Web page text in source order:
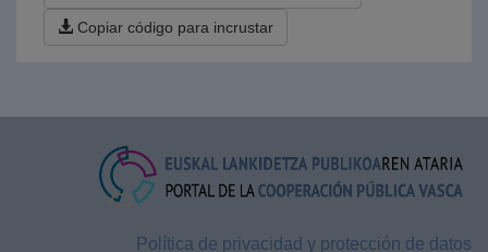
Copiar código para incrustar
Política de privacidad y protección de datos